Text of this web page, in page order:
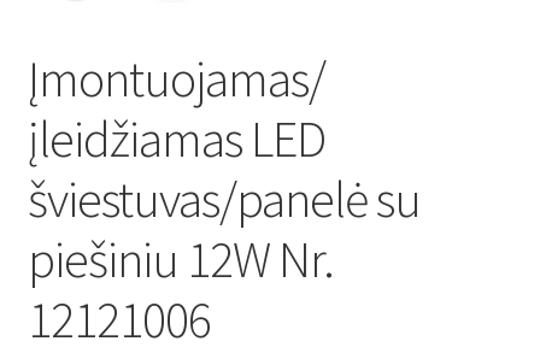
Kontaktai
Krepšelis
Parduotuvė
Paskyra
Plastikai
Įmontuojamas/
įleidžiamas LED
šviestuvas/panelė su
piešiniu 12W Nr.
12121006